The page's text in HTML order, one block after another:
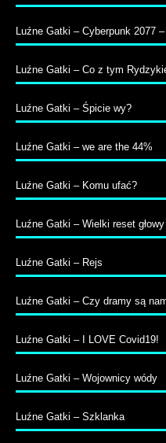
Luźne Gatki – Cyberpunk 2077
Luźne Gatki – Co z tym
Luźne Gatki – Śpicie wy?
Luźne Gatki – we are the 44%
Luźne Gatki – Komu ufać?
Luźne Gatki – Wielki reset głowy
Luźne Gatki – Rejs
Luźne Gatki – Czy dramy są
Luźne Gatki – I LOVE Covid19!
Luźne Gatki – Wojownicy wódy
Luźne Gatki – Szklanka